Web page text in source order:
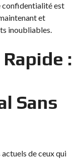
confidentialité est
et
inoubliables.
:
Sans
de ceux qui